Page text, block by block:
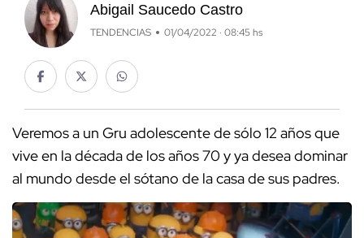
Abigail Saucedo Castro
TENDENCIAS 01/04/2022 · 08:45 hs
Veremos a un Gru adolescente de sólo 12 años que
vive en la década de los años 70 y ya desea dominar
al mundo desde el sótano de la casa de sus padres.